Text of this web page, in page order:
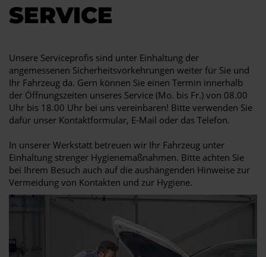
SERVICE
Unsere Serviceprofis sind unter Einhaltung der
angemessenen Sicherheitsvorkehrungen weiter für Sie und
Ihr Fahrzeug da. Gern können Sie einen Termin innerhalb
der Öffnungszeiten unseres Service (Mo. bis Fr.) von 08.00
Uhr bis 18.00 Uhr bei uns vereinbaren! Bitte verwenden Sie
dafür unser Kontaktformular, E-Mail oder das Telefon.
In unserer Werkstatt betreuen wir Ihr Fahrzeug unter
Einhaltung strenger Hygienemaßnahmen. Bitte achten Sie
bei Ihrem Besuch auch auf die aushängenden Hinweise zur
Vermeidung von Kontakten und zur Hygiene.